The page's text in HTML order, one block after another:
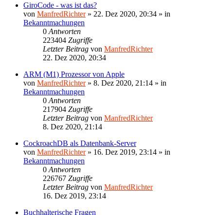
GiroCode - was ist das?
von ManfredRichter» 22. Dez 2020, 20:34 » in
Bekanntmachungen
0 Antworten
223404 Zugriffe
Letzter Beitrag von ManfredRichter
22. Dez 2020, 20:34
ARM (M1) Prozessor von Apple
von ManfredRichter» 8. Dez 2020, 21:14 » in
Bekanntmachungen
0 Antworten
217904 Zugriffe
Letzter Beitrag von ManfredRichter
8. Dez 2020, 21:14
CockroachDB als Datenbank-Server
von ManfredRichter» 16. Dez 2019, 23:14 » in
Bekanntmachungen
0 Antworten
226767 Zugriffe
Letzter Beitrag von ManfredRichter
16. Dez 2019, 23:14
Buchhalterische Fragen